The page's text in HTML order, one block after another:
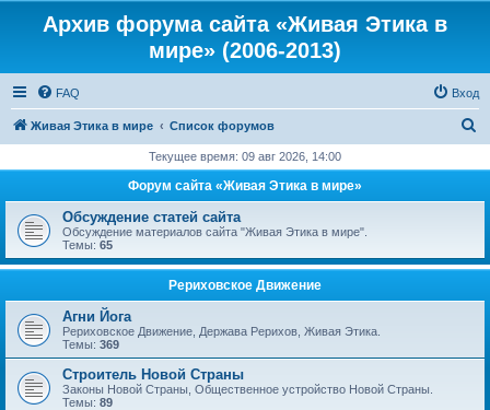
Архив форума сайта «Живая Этика в
мире» (2006-2013)
FAQ Вход
Живая Этика в мире Список форумов
с
Текущее время: 09 авг 2026, 14:00
Форум сайта «Живая Этика в мире»
Обсуждение статей сайта
Обсуждение материалов сайта "Живая Этика в мире".
Темы: 65
Рериховское Движение
Агни Йога
Рериховское Движение, Держава Рерихов, Живая Этика.
Темы: 369
Строитель Новой Страны
Законы Новой Страны, Общественное устройство Новой Страны.
Темы: 89